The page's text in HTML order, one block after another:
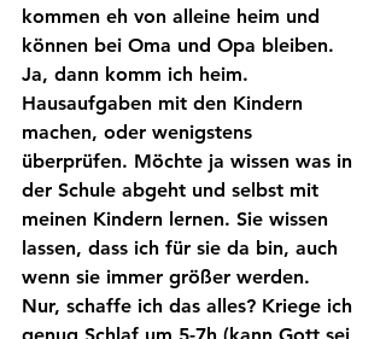
kommen eh von alleine heim und
können bei Oma und Opa bleiben.
Ja, dann komm ich heim.
Hausaufgaben mit den Kindern
machen, oder wenigstens
überprüfen. Möchte ja wissen was in
der Schule abgeht und selbst mit
meinen Kindern lernen. Sie wissen
lassen, dass ich für sie da bin, auch
wenn sie immer größer werden.
Nur, schaffe ich das alles? Kriege ich